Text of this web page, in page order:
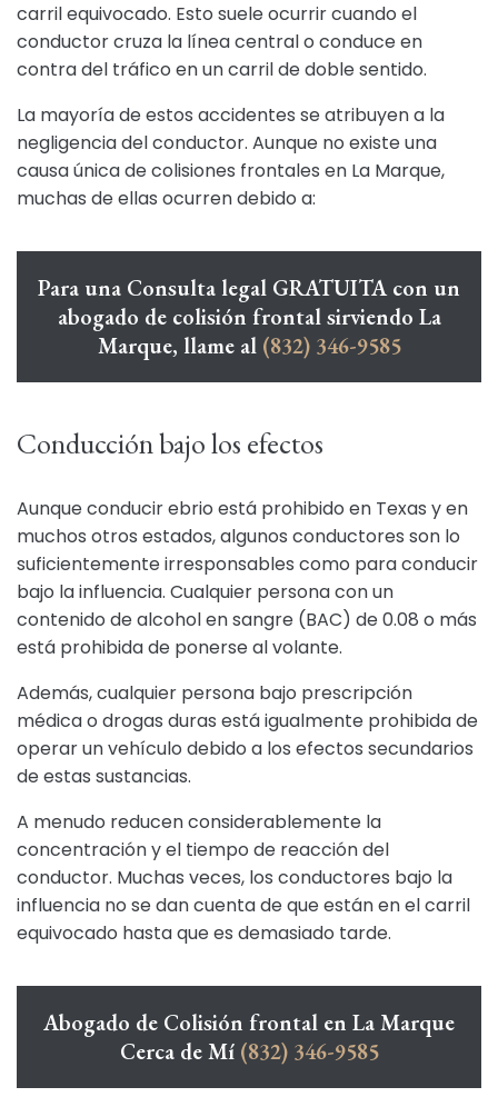
carril equivocado. Esto suele ocurrir cuando el
conductor cruza la línea central o conduce en
contra del tráfico en un carril de doble sentido.
La mayoría de estos accidentes se atribuyen a la
negligencia del conductor. Aunque no existe una
causa única de colisiones frontales en La Marque,
muchas de ellas ocurren debido a:
Para una Consulta legal GRATUITA con un
abogado de colisión frontal sirviendo La
Marque, llame al (832) 346-9585
Conducción bajo los efectos
Aunque conducir ebrio está prohibido en Texas y en
muchos otros estados, algunos conductores son lo
suficientemente irresponsables como para conducir
bajo la influencia. Cualquier persona con un
contenido de alcohol en sangre (BAC) de 0.08 o más
está prohibida de ponerse al volante.
Además, cualquier persona bajo prescripción
médica o drogas duras está igualmente prohibida de
operar un vehículo debido a los efectos secundarios
de estas sustancias.
A menudo reducen considerablemente la
concentración y el tiempo de reacción del
conductor. Muchas veces, los conductores bajo la
influencia no se dan cuenta de que están en el carril
equivocado hasta que es demasiado tarde.
Abogado de Colisión frontal en La Marque
Cerca de Mí (832) 346-9585